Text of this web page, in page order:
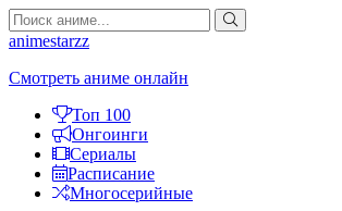
animestarzz
Смотреть аниме онлайн
Топ 100
Онгоинги
Сериалы
Расписание
Многосерийные